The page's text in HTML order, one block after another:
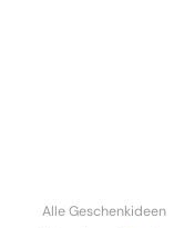
Alle Geschenkideen